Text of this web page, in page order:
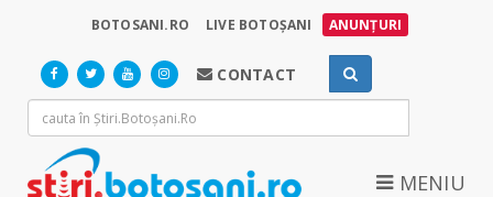
BOTOSANI.RO LIVE BOTOȘANI ANUNȚURI
CONTACT
MENIU